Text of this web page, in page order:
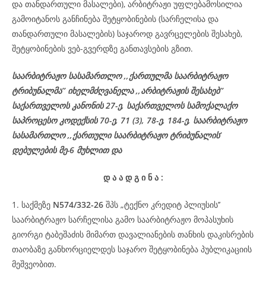
და თანდართული მასალები), არბიტრაჟი უფლებამოსილია
გამოიტანოს განჩინება შეტყობინების (სარჩელისა და
თანდართული მასალების) საჯაროდ გავრცელების შესახებ,
შეტყობინების ვებ-გვერდზე განთავსების გზით.
საარბიტრაჟო სასამართლო ,,ქართულმა საარბიტრაჟო
ტრიბუნალმა’’ იხელმძღვანელა,,არბიტრაჟის შესახებ’’
საქართველოს კანონის 27-ე, საქართველოს სამოქალაქო
საპროცესო კოდექსის 70-ე, 71 (3), 78-ე, 184-ე, საარბიტრაჟო
სასამართლო ,,ქართული საარბიტრაჟო ტრიბუნალის’
დებულების მე-6 მუხლით და
დ ა ა დ გ ი ნ ა :
1. საქმეზე N574/332-26 შპს „ტექნო კრედიტ პლიუსის’’
საარბიტრაჟო სარჩელისა გამო საარბიტრაჟო მოპასუხის
გიორგი ტაბეშაძის მიმართ დავალიანების თანხის დაკისრების
თაობაზე განხორციელდეს საჯარო შეტყობინება პუბლიკაციის
მეშვეობით.